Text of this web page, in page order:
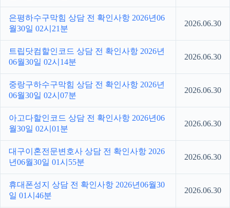
은평하수구막힘 상담 전 확인사항 2026년06
월30일 02시21분
2026.06.30
트립닷컴할인코드 상담 전 확인사항 2026년
06월30일 02시14분
2026.06.30
중랑구하수구막힘 상담 전 확인사항 2026년
06월30일 02시07분
2026.06.30
아고다할인코드 상담 전 확인사항 2026년06
월30일 02시01분
2026.06.30
대구이혼전문변호사 상담 전 확인사항 2026
년06월30일 01시55분
2026.06.30
휴대폰성지 상담 전 확인사항 2026년06월30
일 01시46분
2026.06.30